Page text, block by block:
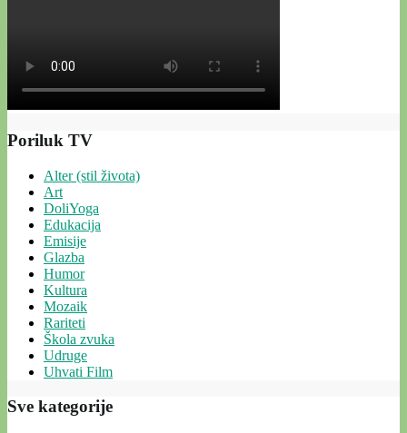
Poriluk TV
Alter (stil života)
Art
DoliYoga
Edukacija
Emisije
Glazba
Humor
Kultura
Mozaik
Rariteti
Škola zvuka
Udruge
Uhvati Film
Sve kategorije